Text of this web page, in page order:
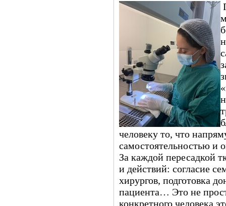
человеку то, что
самостоятельностью и
За каждой пересадкой
и действий: согласие
хирургов, подготовка
пациента… Это не
конкретного человека